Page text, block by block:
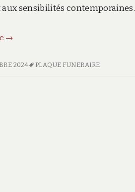
aux sensibilités contemporaines.
Plaque
:
→
2024 PLAQUE FUNERAIRE